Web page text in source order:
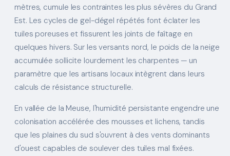
mètres, cumule les contraintes les plus sévères du Grand
Est. Les cycles de gel-dégel répétés font éclater les
tuiles poreuses et fissurent les joints de faîtage en
quelques hivers. Sur les versants nord, le poids de la neige
accumulée sollicite lourdement les charpentes — un
paramètre que les artisans locaux intègrent dans leurs
calculs de résistance structurelle.
En vallée de la Meuse, l'humidité persistante engendre une
colonisation accélérée des mousses et lichens, tandis
que les plaines du sud s'ouvrent à des vents dominants
d'ouest capables de soulever des tuiles mal fixées.